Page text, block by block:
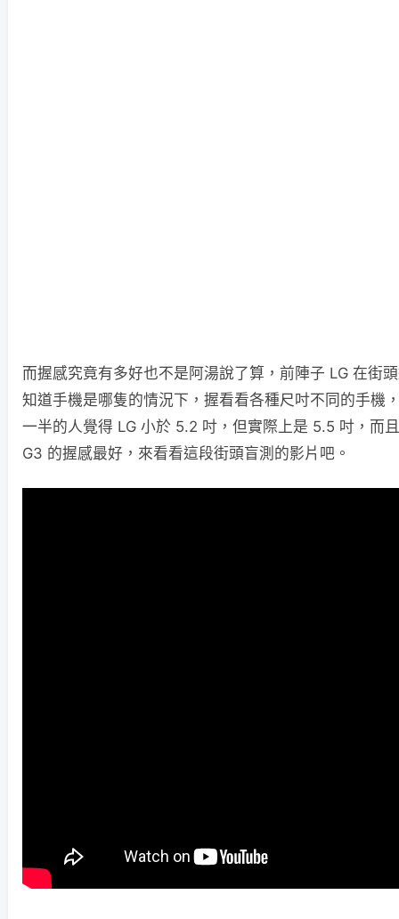
而握感究竟有多好也不是阿湯說了算，前陣子 LG 在街
知道手機是哪隻的情況下，握看看各種尺吋不同的手機
一半的人覺得 LG 小於 5.2 吋，但實際上是 5.5 吋，而
G3 的握感最好，來看看這段街頭盲測的影片吧。